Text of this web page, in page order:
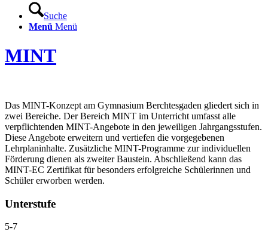
Suche
Menü Menü
MINT
Das MINT-Konzept am Gymnasium Berchtesgaden gliedert sich in
zwei Bereiche. Der Bereich MINT im Unterricht umfasst alle
verpflichtenden MINT-Angebote in den jeweiligen Jahrgangsstufen.
Diese Angebote erweitern und vertiefen die vorgegebenen
Lehrplaninhalte. Zusätzliche MINT-Programme zur individuellen
Förderung dienen als zweiter Baustein. Abschließend kann das
MINT-EC Zertifikat für besonders erfolgreiche Schülerinnen und
Schüler erworben werden.
Unterstufe
5-7